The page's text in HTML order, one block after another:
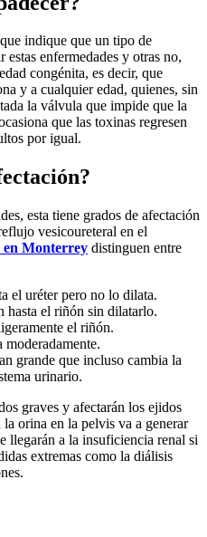
indique que un tipo de
enfermedades y otras no,
congénita, es decir, que
y a cualquier edad, quienes, sin
la válvula que impide que la
que las toxinas regresen
por igual.
esta tiene grados de afectación
vesicoureteral en el
en Monterrey distinguen entre
el uréter pero no lo dilata.
hasta el riñón sin dilatarlo.
el riñón.
grande que incluso cambia la
urinario.
graves y afectarán los ejidos
orina en la pelvis va a generar
llegarán a la insuficiencia renal si
extremas como la diálisis